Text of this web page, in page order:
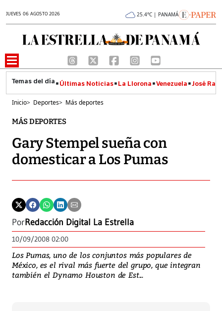
JUEVES 06 AGOSTO 2026 25.4°C | PANAMÁ
Últimas Noticias La Llorona Venezuela José
Inicio> Deportes> Más deportes
MÁS DEPORTES
Gary Stempel sueña con
domesticar a Los Pumas
PorRedacción Digital La Estrella
10/09/2008 02:00
Los Pumas, uno de los conjuntos más populares de
México, es el rival más fuerte del grupo, que integran
también el Dynamo Houston de Est...